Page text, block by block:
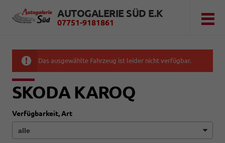
AUTOGALERIE SÜD E.K
07751-9181861
Das ausgewählte Fahrzeug ist leider nicht verfügbar.
SKODA KAROQ
Verfügbarkeit, Art